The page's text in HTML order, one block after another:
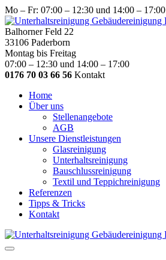
Mo – Fr: 07:00 – 12:30 und 14:00 – 17:00
Balhorner Feld 22
33106 Paderborn
Montag bis Freitag
07:00 – 12:30 und 14:00 – 17:00
0176 70 03 66 56 Kontakt
Home
Über uns
Stellenangebote
AGB
Unsere Dienstleistungen
Glasreinigung
Unterhaltsreinigung
Bauschlussreinigung
Textil und Teppichreinigung
Referenzen
Tipps & Tricks
Kontakt